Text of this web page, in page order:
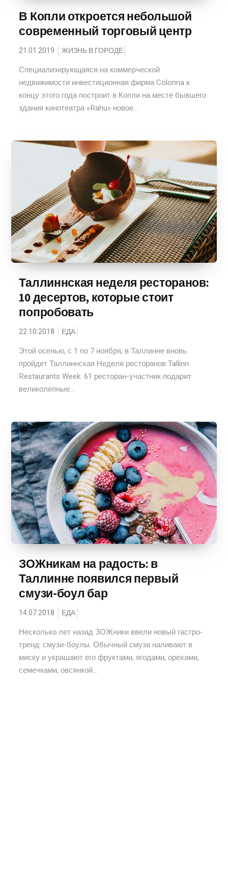
В Копли откроется небольшой
современный торговый центр
21.01.2019 ЖИЗНЬ В ГОРОДЕ
Специализирующаяся на коммерческой
недвижимости инвестиционная фирма Colonna к
концу этого года построит в Копли на месте бывшего
здания кинотеатра «Rahu» новое...
Таллиннская неделя ресторанов:
10 десертов, которые стоит
попробовать
22.10.2018 ЕДА
Этой осенью, с 1 по 7 ноября, в Таллинне вновь
пройдет Таллиннская Неделя ресторанов Tallinn
Restaurants Week. 61 ресторан-участник подарит
великолепные...
ЗОЖникам на радость: в
Таллинне появился первый
смузи-боул бар
14.07.2018 ЕДА
Несколько лет назад ЗОЖники ввели новый гастро-
тренд: смузи-боулы. Обычный смузи наливают в
миску и украшают его фруктами, ягодами, орехами,
семечками, овсянкой...